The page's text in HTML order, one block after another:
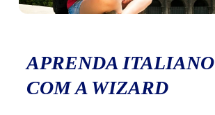
APRENDA ITALIANO
COM A WIZARD